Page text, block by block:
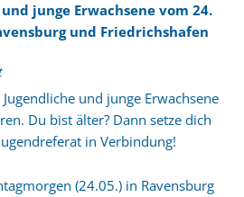
junge Erwachsene vom 24.
und Friedrichshafen
und junge Erwachsene
Du bist älter? Dann setze dich
in Verbindung!
(24.05.) in Ravensburg